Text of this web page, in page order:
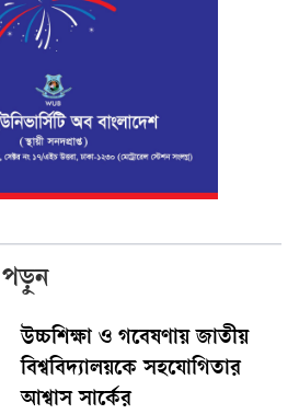
পড়ুন
উচ্চশিক্ষা ও গবেষণায় জাতীয়
বিশ্ববিদ্যালয়কে সহযোগিতার
আশ্বাস সার্কের